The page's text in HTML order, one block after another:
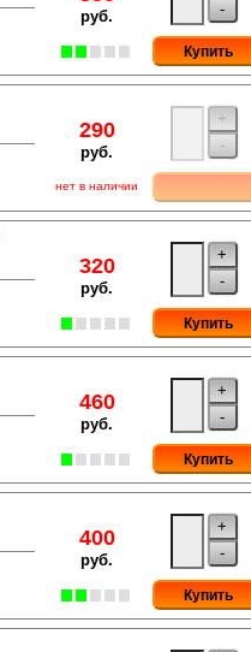
руб.
-
Купить
290
руб.
нет в наличии
+
-
320
руб.
+
-
Купить
460
руб.
+
-
Купить
400
руб.
+
-
Купить